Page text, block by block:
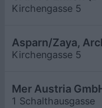
Kirchengasse 5
Asparn/Zaya,
Kirchengasse 5
Mer Austria
1 Schalthausgasse